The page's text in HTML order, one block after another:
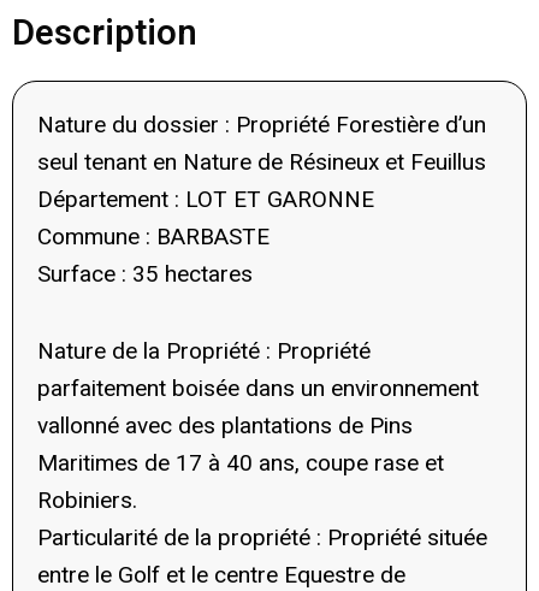
Description
Nature du dossier : Propriété Forestière d’un
seul tenant en Nature de Résineux et Feuillus
Département : LOT ET GARONNE
Commune : BARBASTE
Surface : 35 hectares
Nature de la Propriété : Propriété
parfaitement boisée dans un environnement
vallonné avec des plantations de Pins
Maritimes de 17 à 40 ans, coupe rase et
Robiniers.
Particularité de la propriété : Propriété située
entre le Golf et le centre Equestre de